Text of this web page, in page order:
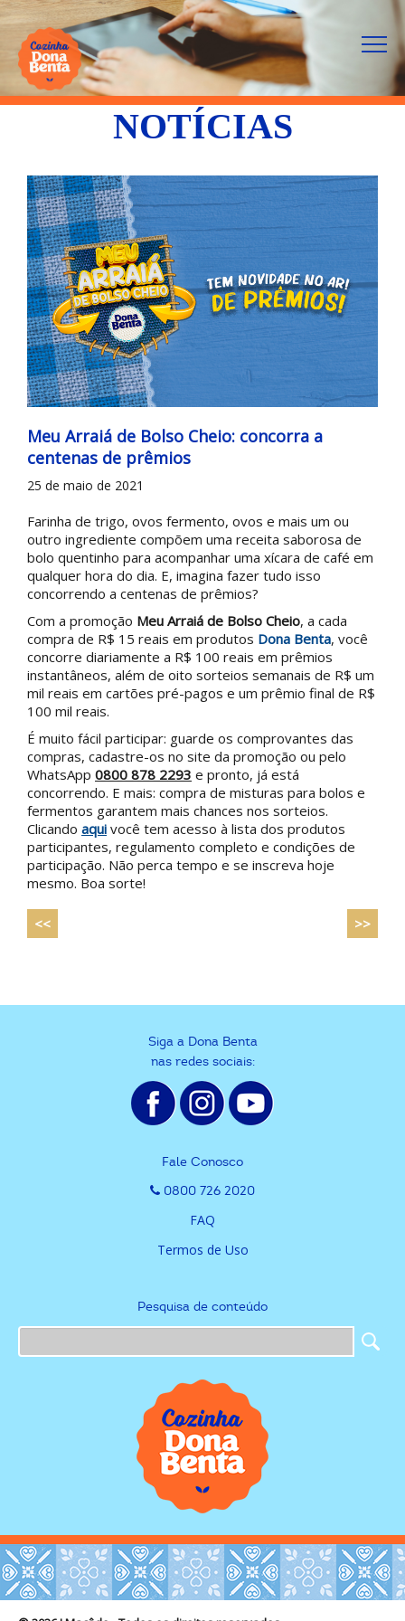
NOTÍCIAS
Meu Arraiá de Bolso Cheio: concorra a
centenas de prêmios
25 de maio de 2021
Farinha de trigo, ovos fermento, ovos e mais um ou
outro ingrediente compõem uma receita saborosa de
bolo quentinho para acompanhar uma xícara de café em
qualquer hora do dia. E, imagina fazer tudo isso
concorrendo a centenas de prêmios?
Com a promoção Meu Arraiá de Bolso Cheio, a cada
compra de R$ 15 reais em produtos Dona Benta, você
concorre diariamente a R$ 100 reais em prêmios
instantâneos, além de oito sorteios semanais de R$ um
mil reais em cartões pré-pagos e um prêmio final de R$
100 mil reais.
É muito fácil participar: guarde os comprovantes das
compras, cadastre-os no site da promoção ou pelo
WhatsApp 0800 878 2293 e pronto, já está
concorrendo. E mais: compra de misturas para bolos e
fermentos garantem mais chances nos sorteios.
Clicando aqui você tem acesso à lista dos produtos
participantes, regulamento completo e condições de
participação. Não perca tempo e se inscreva hoje
mesmo. Boa sorte!
<< >>
Siga a Dona Benta
nas redes sociais:
Fale Conosco
0800 726 2020
FAQ
Termos de Uso
Pesquisa de conteúdo